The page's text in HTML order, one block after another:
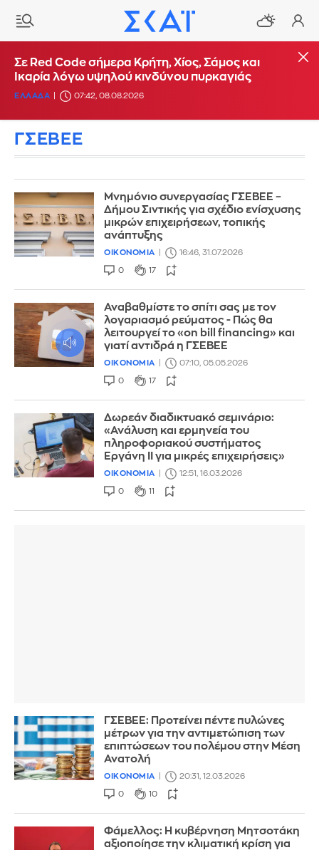
Σε Red Code σήμερα Κρήτη, Χίος, Σάμος και
Ικαρία λόγω υψηλού κινδύνου πυρκαγιάς
ΕΛΛΑΔΑ 07:42, 08.08.2026
ΓΣΕΒΕΕ
Μνημόνιο συνεργασίας ΓΣΕΒΕΕ –
Δήμου Σιντικής για σχέδιο ενίσχυσης
μικρών επιχειρήσεων, τοπικής
ανάπτυξης
ΟΙΚΟΝΟΜΙΑ 16:46, 31.07.2026
0 17
Αναβαθμίστε το σπίτι σας με τον
λογαριασμό ρεύματος - Πώς θα
λειτουργεί το «on bill financing» και
γιατί αντιδρά η ΓΣΕΒΕΕ
ΟΙΚΟΝΟΜΙΑ 07:10, 05.05.2026
0 17
Δωρεάν διαδικτυακό σεμινάριο:
«Ανάλυση και ερμηνεία του
πληροφοριακού συστήματος
Εργάνη ΙΙ για μικρές επιχειρήσεις»
ΟΙΚΟΝΟΜΙΑ 12:51, 16.03.2026
0 11
ΓΣΕΒΕΕ: Προτείνει πέντε πυλώνες
μέτρων για την αντιμετώπιση των
επιπτώσεων του πολέμου στην Μέση
Ανατολή
ΟΙΚΟΝΟΜΙΑ 20:31, 12.03.2026
0 10
Φάμελλος: Η κυβέρνηση Μητσοτάκη
αξιοποίησε την κλιματική κρίση για